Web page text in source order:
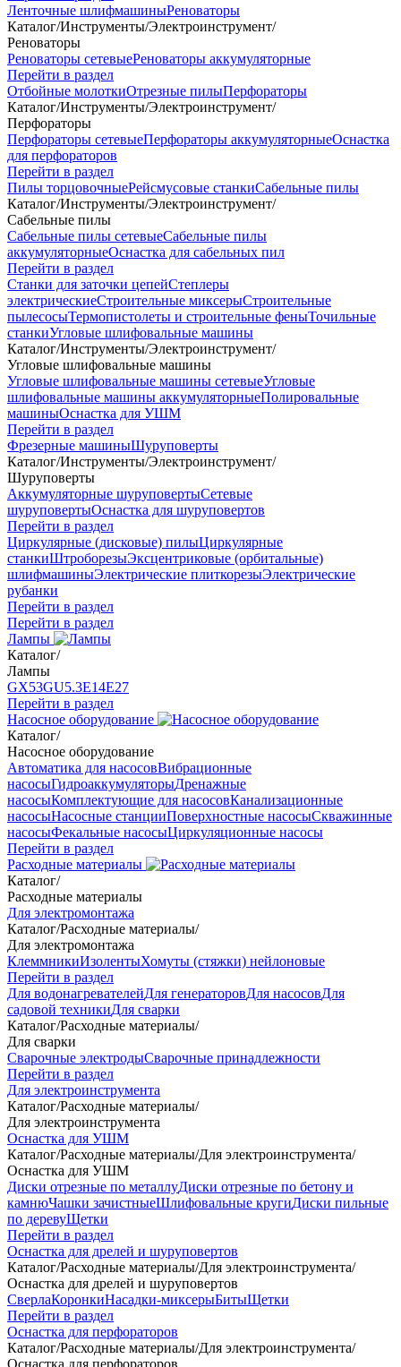
Ленточные шлифмашиныРеноваторы
Каталог/Инструменты/Электроинструмент/
Реноваторы
Реноваторы сетевыеРеноваторы аккумуляторные
Перейти в раздел
Отбойные молоткиОтрезные пилыПерфораторы
Каталог/Инструменты/Электроинструмент/
Перфораторы
Перфораторы сетевыеПерфораторы аккумуляторныеОснастка
для перфораторов
Перейти в раздел
Пилы торцовочныеРейсмусовые станкиСабельные пилы
Каталог/Инструменты/Электроинструмент/
Сабельные пилы
Сабельные пилы сетевыеСабельные пилы
аккумуляторныеОснастка для сабельных пил
Перейти в раздел
Станки для заточки цепейСтеплеры
электрическиеСтроительные миксерыСтроительные
пылесосыТермопистолеты и строительные феныТочильные
станкиУгловые шлифовальные машины
Каталог/Инструменты/Электроинструмент/
Угловые шлифовальные машины
Угловые шлифовальные машины сетевыеУгловые
шлифовальные машины аккумуляторныеПолировальные
машиныОснастка для УШМ
Перейти в раздел
Фрезерные машиныШуруповерты
Каталог/Инструменты/Электроинструмент/
Шуруповерты
Аккумуляторные шуруповертыСетевые
шуруповертыОснастка для шуруповертов
Перейти в раздел
Циркулярные (дисковые) пилыЦиркулярные
станкиШтроборезыЭксцентриковые (орбитальные)
шлифмашиныЭлектрические плиткорезыЭлектрические
рубанки
Перейти в раздел
Перейти в раздел
Лампы
Каталог/
Лампы
GX53GU5.3Е14Е27
Перейти в раздел
Насосное оборудование
Каталог/
Насосное оборудование
Автоматика для насосовВибрационные
насосыГидроаккумуляторыДренажные
насосыКомплектующие для насосовКанализационные
насосыНасосные станцииПоверхностные насосыСкважинные
насосыФекальные насосыЦиркуляционные насосы
Перейти в раздел
Расходные материалы
Каталог/
Расходные материалы
Для электромонтажа
Каталог/Расходные материалы/
Для электромонтажа
КлеммникиИзолентыХомуты (стяжки) нейлоновые
Перейти в раздел
Для водонагревателейДля генераторовДля насосовДля
садовой техникиДля сварки
Каталог/Расходные материалы/
Для сварки
Сварочные электродыСварочные принадлежности
Перейти в раздел
Для электроинструмента
Каталог/Расходные материалы/
Для электроинструмента
Оснастка для УШМ
Каталог/Расходные материалы/Для электроинструмента/
Оснастка для УШМ
Диски отрезные по металлуДиски отрезные по бетону и
камнюЧашки зачистныеШлифовальные кругиДиски пильные
по деревуЩетки
Перейти в раздел
Оснастка для дрелей и шуруповертов
Каталог/Расходные материалы/Для электроинструмента/
Оснастка для дрелей и шуруповертов
СверлаКоронкиНасадки-миксерыБитыЩетки
Перейти в раздел
Оснастка для перфораторов
Каталог/Расходные материалы/Для электроинструмента/
Оснастка для перфораторов